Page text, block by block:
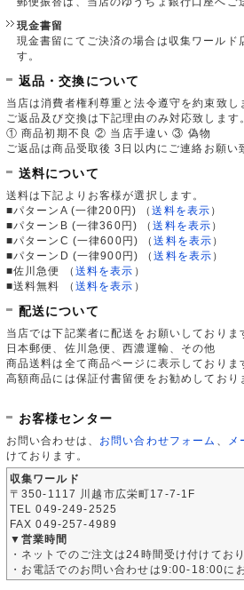
現金書留
現金書留にてご決済の場合は収集ワールド
す。
返品・交換について
当店は消費者権利尊重と法令遵守を約束致し
ご返品及び交換は下記理由のみ対応致します
① 商品初期不良 ② 当店手違い ③ 偽物
ご返品は商品受取後 3日以内にご連絡お願い
送料について
送料は下記よりお客様が選択します。
■パターンA (一律200円)
（送料を表示 ）
■パターンB (一律360円)
（送料を表示 ）
■パターンC (一律600円)
（送料を表示 ）
■パターンD (一律900円)
（送料を表示 ）
■佐川急便
（ 送料を表示 ）
■送料無料
（ 送料を表示 ）
配送について
当店では下記業者に配送をお願いしておりま
日本郵便、佐川急便、西濃運輸、その他
商品送料は全て商品ページに表示しておりま
高額商品には保証付書留便をお勧めしており
お客様センター
お問い合わせは、 お問い合わせフォーム メ
けております。
収集ワールド
〒350-1117 川越市広栄町17-7-1F
TEL 049-249-2525
FAX 049-257-4989
▼営業時間
・ネットでのご注文は24時間受け付けており
・お電話でのお問い合わせは9:00-18:00に